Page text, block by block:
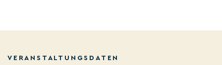
VERANSTALTUNGSDATEN